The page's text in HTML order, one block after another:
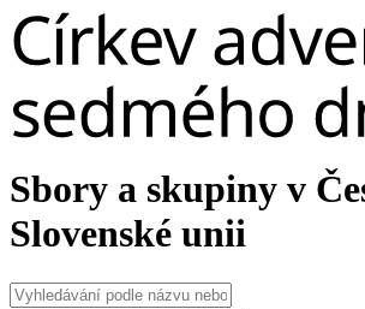
Sbory a skupiny v
Slovenské unii